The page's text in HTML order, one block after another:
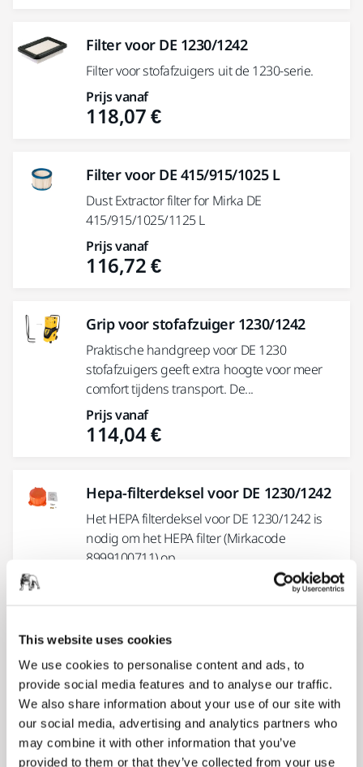
This website uses cookies
We use cookies to personalise content and ads, to
provide social media features and to analyse our traffic.
We also share information about your use of our site with
our social media, advertising and analytics partners who
may combine it with other information that you’ve
provided to them or that they’ve collected from your use
Filter voor DE 1230/1242
Filter voor stofafzuigers uit de 1230-serie.
Prijs vanaf
118,07 €
Filter voor DE 415/915/1025 L
Dust Extractor filter for Mirka DE
415/915/1025/1125 L
Prijs vanaf
116,72 €
Grip voor stofafzuiger 1230/1242
Praktische handgreep voor DE 1230
stofafzuigers geeft extra hoogte voor meer
comfort tijdens transport. De...
Prijs vanaf
114,04 €
Hepa-filterdeksel voor DE 1230/1242
Het HEPA filterdeksel voor DE 1230/1242 is
nodig om het HEPA filter (Mirkacode
8999100711) op...
Hepa filter voor DE 1230/1242
Het HEPA-filter (High Efficiency Particulate
Air) kan naast het standaardfilter worden
geïnstalleerd om de filtratie...
Prijs vanaf